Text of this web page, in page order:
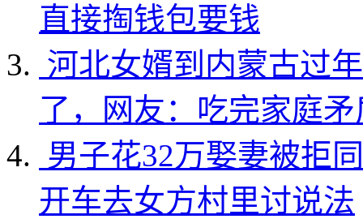
直接掏钱包要钱
河北女婿到内蒙古过
了，网友：吃完家庭
男子花32万娶妻被拒
开车去女方村里讨说法